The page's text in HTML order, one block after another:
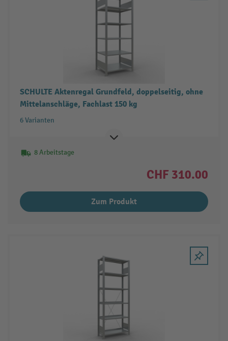
SCHULTE Aktenregal Grundfeld, doppelseitig, ohne
Mittelanschläge, Fachlast 150 kg
6 Varianten
8 Arbeitstage
CHF 310.00
Zum Produkt